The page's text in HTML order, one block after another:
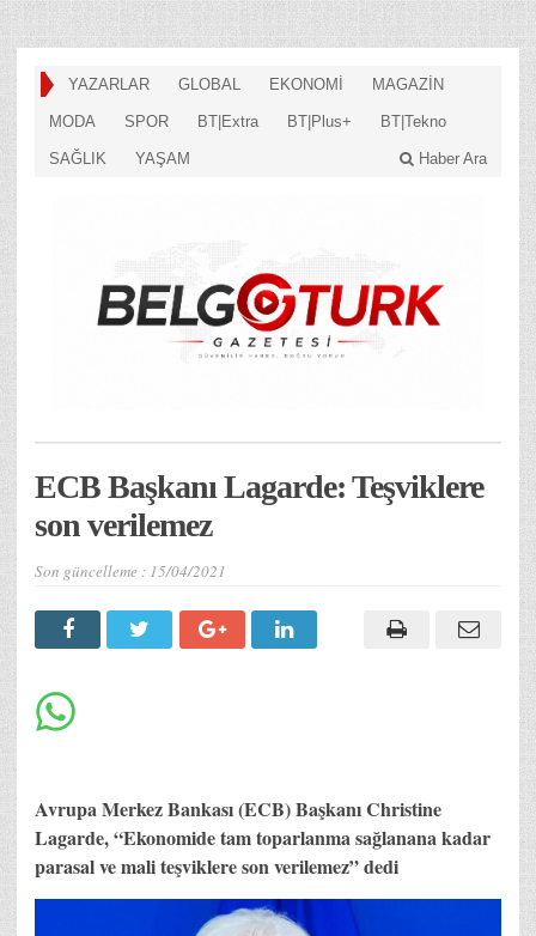
YAZARLAR GLOBAL EKONOMİ MAGAZİN
MODA SPOR BT|Extra BT|Plus+ BT|Tekno
SAĞLIK YAŞAM Haber Ara
ECB Başkanı Lagarde: Teşviklere
son verilemez
Son güncelleme : 15/04/2021
Avrupa Merkez Bankası (ECB) Başkanı Christine
Lagarde, “Ekonomide tam toparlanma sağlanana kadar
parasal ve mali teşviklere son verilemez” dedi